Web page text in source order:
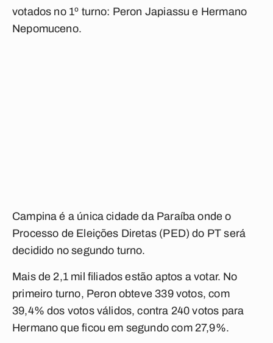
votados no 1º turno: Peron Japiassu e Hermano
Nepomuceno.
Campina é a única cidade da Paraíba onde o
Processo de Eleições Diretas (PED) do PT será
decidido no segundo turno.
Mais de 2,1 mil filiados estão aptos a votar. No
primeiro turno, Peron obteve 339 votos, com
39,4% dos votos válidos, contra 240 votos para
Hermano que ficou em segundo com 27,9%.